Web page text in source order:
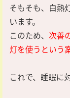
そもそも、白熱
います。
このため、 次善
灯を使うという
これで、睡眠に